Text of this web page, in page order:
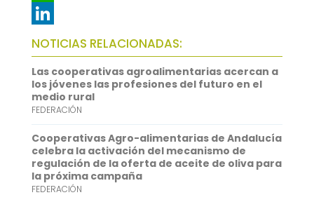
e
b
o
o
k
t
t
e
r
m
a
i
l
W
h
a
t
s
A
p
p
L
i
n
k
e
d
I
n
NOTICIAS RELACIONADAS:
Las cooperativas agroalimentarias acercan a
los jóvenes las profesiones del futuro en el
medio rural
FEDERACIÓN
Cooperativas Agro-alimentarias de Andalucía
celebra la activación del mecanismo de
regulación de la oferta de aceite de oliva para
la próxima campaña
FEDERACIÓN